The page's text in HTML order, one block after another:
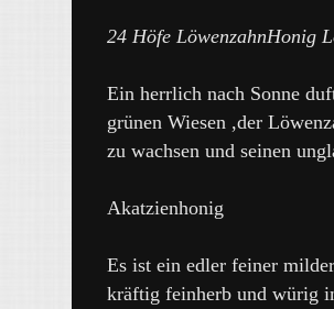
24 Höfe LöwenzahnHonig
Ein herrlich nach Sonne
grünen Wiesen ,der
zu wachsen und seinen
Akatzienhonig
Es ist ein edler feiner
kräftig feinherb und würig